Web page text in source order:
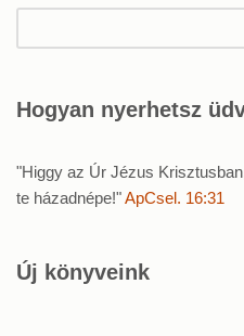
Hogyan nyerhetsz
"Higgy az Úr Jézus
te házadnépe!"ApCsel. 16:31
Új könyveink